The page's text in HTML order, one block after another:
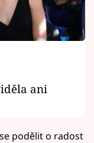
ani
podělit o radost